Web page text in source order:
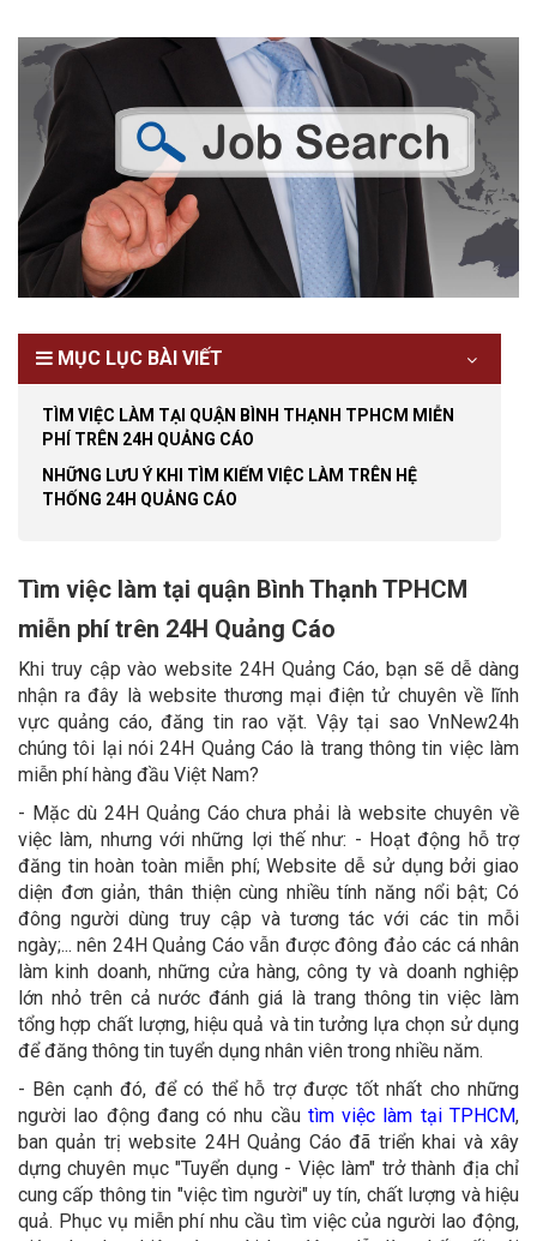
MỤC LỤC BÀI VIẾT
TÌM VIỆC LÀM TẠI QUẬN BÌNH THẠNH TPHCM MIỄN
PHÍ TRÊN 24H QUẢNG CÁO
NHỮNG LƯU Ý KHI TÌM KIẾM VIỆC LÀM TRÊN HỆ
THỐNG 24H QUẢNG CÁO
Tìm việc làm tại quận Bình Thạnh TPHCM
miễn phí trên 24H Quảng Cáo
Khi truy cập vào website 24H Quảng Cáo, bạn sẽ dễ dàng
nhận ra đây là website thương mại điện tử chuyên về lĩnh
vực quảng cáo, đăng tin rao vặt. Vậy tại sao VnNew24h
chúng tôi lại nói 24H Quảng Cáo là trang thông tin việc làm
miễn phí hàng đầu Việt Nam?
- Mặc dù 24H Quảng Cáo chưa phải là website chuyên về
việc làm, nhưng với những lợi thế như: - Hoạt động hỗ trợ
đăng tin hoàn toàn miễn phí; Website dễ sử dụng bởi giao
diện đơn giản, thân thiện cùng nhiều tính năng nổi bật; Có
đông người dùng truy cập và tương tác với các tin mỗi
ngày;... nên 24H Quảng Cáo vẫn được đông đảo các cá nhân
làm kinh doanh, những cửa hàng, công ty và doanh nghiệp
lớn nhỏ trên cả nước đánh giá là trang thông tin việc làm
tổng hợp chất lượng, hiệu quả và tin tưởng lựa chọn sử dụng
để đăng thông tin tuyển dụng nhân viên trong nhiều năm.
- Bên cạnh đó, để có thể hỗ trợ được tốt nhất cho những
người lao động đang có nhu cầu tìm việc làm tại TPHCM,
ban quản trị website 24H Quảng Cáo đã triển khai và xây
dựng chuyên mục "Tuyển dụng - Việc làm" trở thành địa chỉ
cung cấp thông tin "việc tìm người" uy tín, chất lượng và hiệu
quả. Phục vụ miễn phí nhu cầu tìm việc của người lao động,